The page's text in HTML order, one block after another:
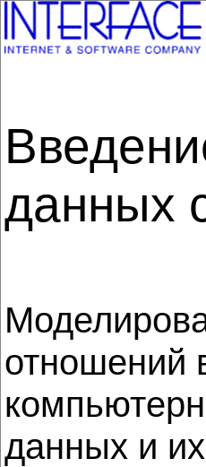
данных
отношений
данных и